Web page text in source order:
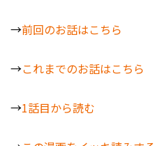
→前回のお話はこちら
→これまでのお話はこちら
→1話目から読む